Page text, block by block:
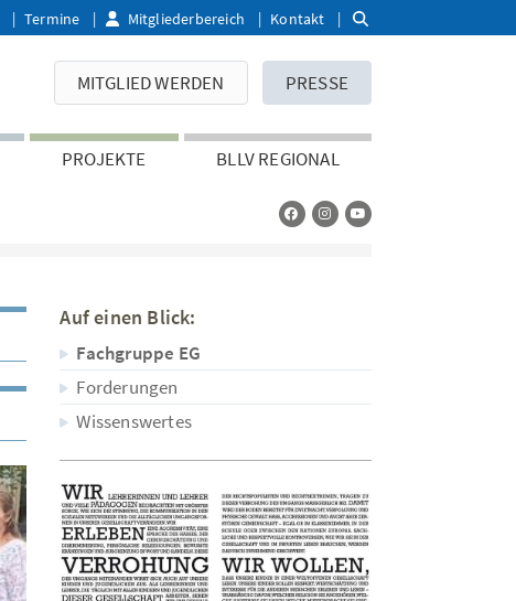
Termine Mitgliederbereich Kontakt
MITGLIED WERDEN PRESSE
PROJEKTE BLLV REGIONAL
Auf einen Blick:
Fachgruppe EG
Forderungen
Wissenswertes